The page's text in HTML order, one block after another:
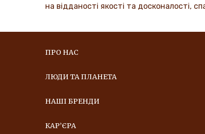
на відданості якості та досконалості,
ПРО НАС
ЛЮДИ ТА ПЛАНЕТА
НАШІ БРЕНДИ
КАР’ЄРА